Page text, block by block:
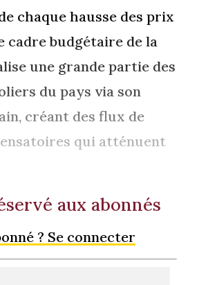
chaque hausse des prix
cadre budgétaire de la
une grande partie des
du pays via son
créant des flux de
qui atténuent
aux abonnés
? Se connecter